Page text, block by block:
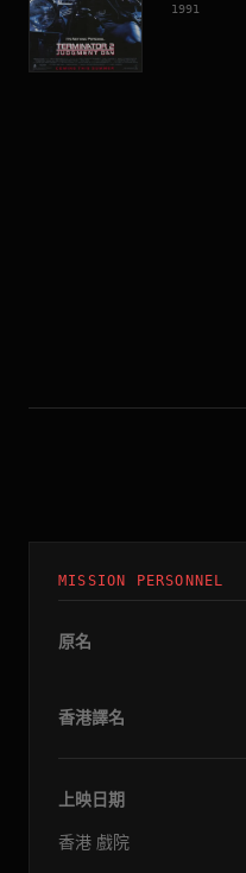
1991
MISSION PERSONNEL
原名
香港譯名
上映日期
香港 戲院